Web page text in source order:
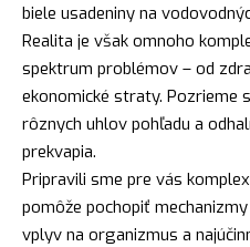
biele usadeniny na
Realita je však omnoho
spektrum problémov – od
ekonomické straty. Pozrieme
rôznych uhlov pohľadu a
prekvapia.
Pripravili sme pre vás
pomôže pochopiť
vplyv na organizmus a